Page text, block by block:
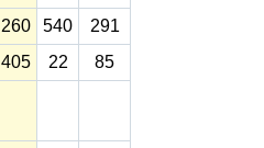
260 540
291
405 22
85